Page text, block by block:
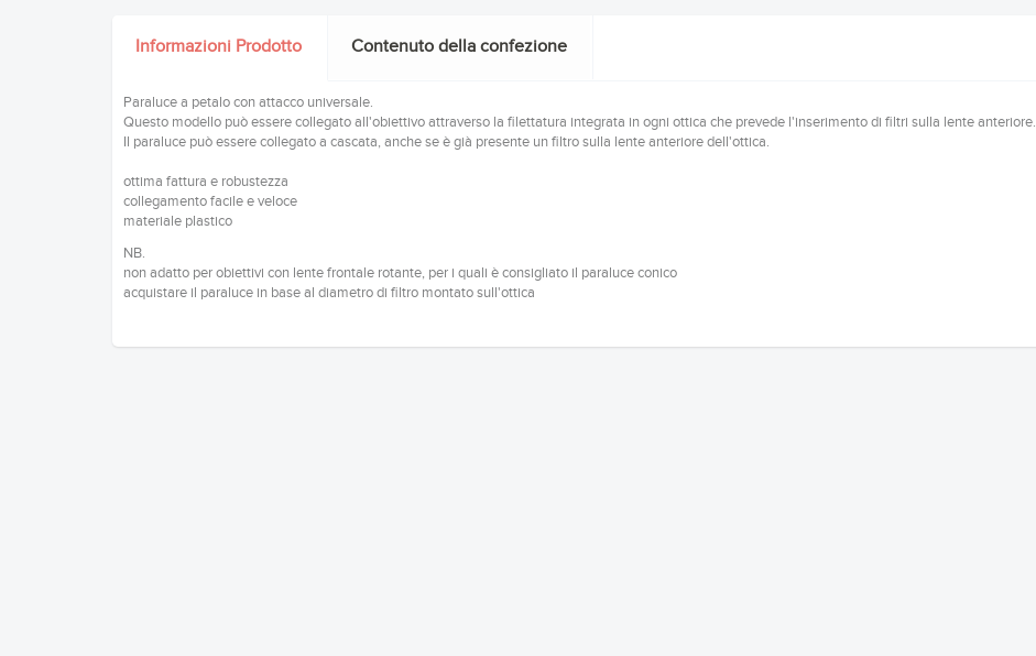
Informazioni Prodotto Contenuto della confezione
Paraluce a petalo con attacco universale.
Questo modello può essere collegato all'obiettivo attraverso la filettatura integrata in ogni ottica che prevede l'inserimento di filtri sulla lente anteriore.
Il paraluce può essere collegatoa cascata, anche se è già presente un filtro sulla lente anteriore dell'ottica.
ottima fattura e robustezza
collegamento facile e veloce
materiale plastico
NB.
non adatto per obiettivi con lente frontale rotante, per i quali è consigliato il paraluce conico
acquistare il paraluce in base al diametro di filtro montato sull'ottica